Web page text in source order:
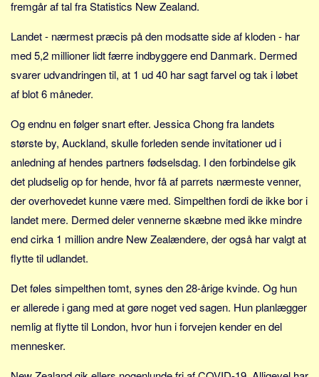
Grækenland
USA
Alle
Job
Virksomhed
Investering
Pension og opsparing
Forbrug
Social sikring og sundhed
Transport
Alle
Aspekter
Køb og salg
fremgår af tal fra Statistics New Zealand.
Landet - nærmest præcis på den modsatte side af kloden - har
med 5,2 millioner lidt færre indbyggere end Danmark. Dermed
svarer udvandringen til, at 1 ud 40 har sagt farvel og tak i løbet
af blot 6 måneder.
Og endnu en følger snart efter. Jessica Chong fra landets
største by, Auckland, skulle forleden sende invitationer ud i
anledning af hendes partners fødselsdag. I den forbindelse gik
det pludselig op for hende, hvor få af parrets nærmeste venner,
der overhovedet kunne være med. Simpelthen fordi de ikke bor i
landet mere. Dermed deler vennerne skæbne med ikke mindre
end cirka 1 million andre New Zealændere, der også har valgt at
flytte til udlandet.
Det føles simpelthen tomt, synes den 28-årige kvinde. Og hun
er allerede i gang med at gøre noget ved sagen. Hun planlægger
nemlig at flytte til London, hvor hun i forvejen kender en del
mennesker.